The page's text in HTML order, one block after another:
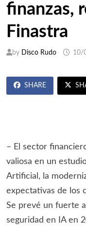
finanzas,
Finastra
by Disco Rudo 10/
SHARE
– El sector
valiosa en un
Artificial, la
expectativas de los
Se prevé un fuerte
seguridad en IA en